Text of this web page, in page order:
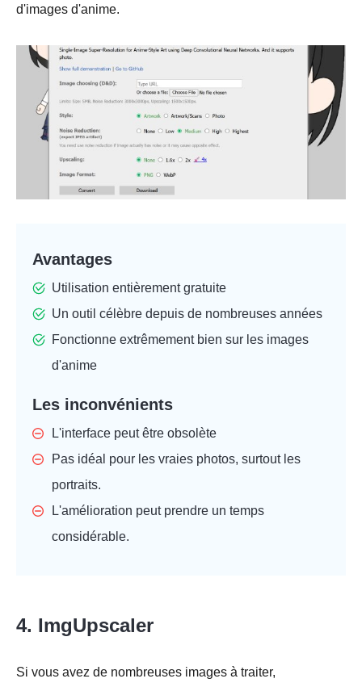
d'images d'anime.
Avantages
Utilisation entièrement gratuite
Un outil célèbre depuis de nombreuses années
Fonctionne extrêmement bien sur les images
d'anime
Les inconvénients
L'interface peut être obsolète
Pas idéal pour les vraies photos, surtout les
portraits.
L'amélioration peut prendre un temps
considérable.
4. ImgUpscaler
Si vous avez de nombreuses images à traiter,